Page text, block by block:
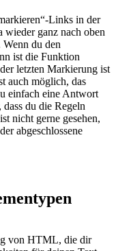
Links in der
wieder ganz nach oben
Wenn du den
ist die Funktion
letzten Markierung ist
auch möglich, das
einfach eine Antwort
du die Regeln
nicht gerne gesehen,
abgeschlossene
von HTML, die dir